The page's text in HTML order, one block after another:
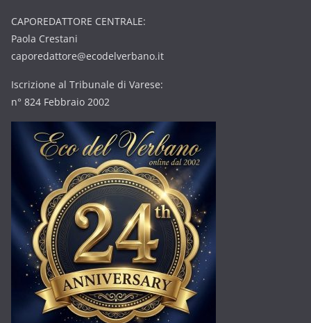
CAPOREDATTORE CENTRALE:
Paola Crestani
caporedattore@ecodelverbano.it
Iscrizione al Tribunale di Varese:
n° 824 Febbraio 2002